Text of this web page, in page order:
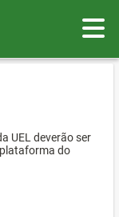
UEL deverão ser
do